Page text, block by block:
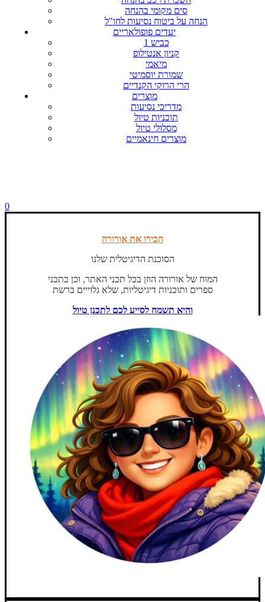
סים מקומי בהנחה
הנחה על ביטוח נסיעות לחו"ל
יעדים פופולאריים
כביש 1
קניון אנטילופ
מיאמי
שמורת יוסמיטי
הרי הרוקי הקנדיים
מוצרים
מדריכי נסיעות
תוכניות טיול
מסלולי טיול
מוצרים חינאמיים
0
הכירו את אורורה
הסוכנת הדיגיטלית שלנו
המוח של אורורה הוזן בכל תכני האתר, וכן בתכני
ספרים ותוכניות דיגיטליות, שלא גלוייים ברשת
והיא תשמח לסייע לכם לתכנן טיול